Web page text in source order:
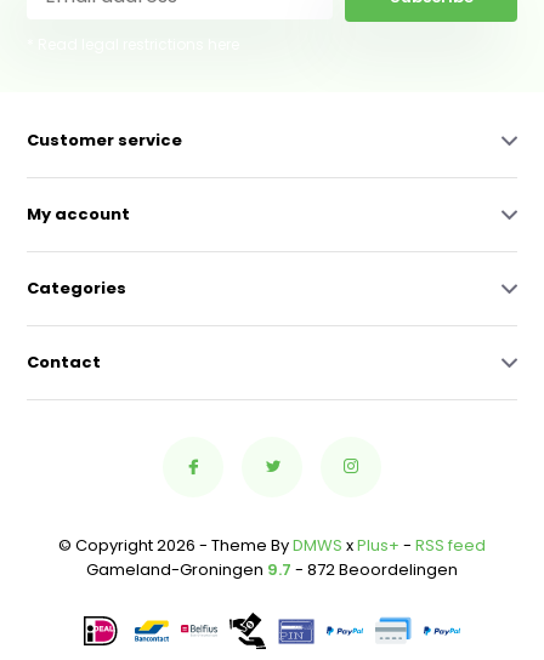
Customer service
My account
Categories
Contact
© Copyright 2026 - Theme ByDMWS xPlus+ - RSS feed
Gameland-Groningen 9.7 - 872 Beoordelingen